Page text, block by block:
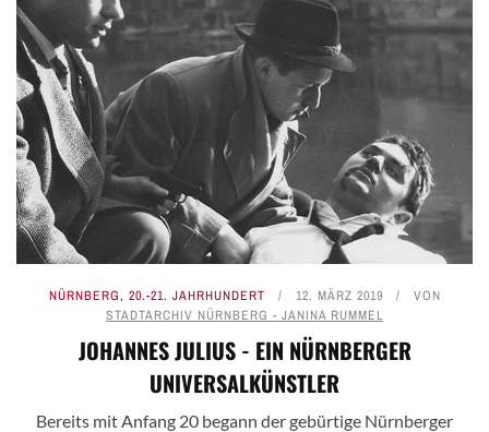
NÜRNBERG, 20.-21. JAHRHUNDERT 12. MÄRZ 2019
VON
STADTARCHIV NÜRNBERG - JANINA RUMMEL
JOHANNES JULIUS - EIN NÜRNBERGER
UNIVERSALKÜNSTLER
Bereits mit Anfang 20 begann der gebürtige Nürnberger